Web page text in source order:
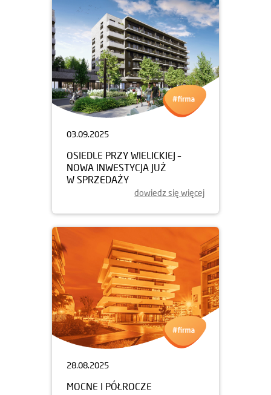
03.09.2025
OSIEDLE PRZY WIELICKIEJ –
NOWA INWESTYCJA JUŻ
W SPRZEDAŻY
dowiedz się więcej
28.08.2025
MOCNE I PÓŁROCZE